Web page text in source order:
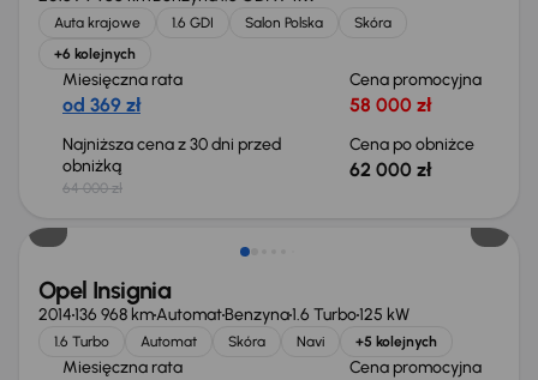
Auta krajowe 1.6 GDI Salon Polska
Skóra
+6 kolejnych
Miesięczna rata
od 369 zł
Cena promocyjna
58 000 zł
Najniższa cena z 30 dni przed
obniżką
64 000 zł
Cena po obniżce
62 000 zł
Opel Insignia
2014136 968 kmAutomatBenzyna1.6 Turbo125 kW
1.6 Turbo Automat Skóra Navi +5 kolejnych
Miesięczna rata Cena promocyjna